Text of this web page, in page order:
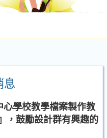
息
心學校教學檔案製作教
，鼓勵設計群有興趣的